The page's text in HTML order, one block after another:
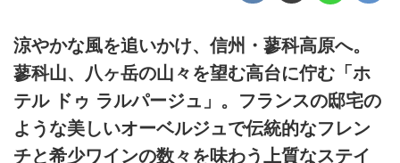
涼やかな風を追いかけ、信州・蓼科高原へ。
蓼科山、八ヶ岳の山々を望む高台に佇む「ホ
テル ドゥ ラルパージュ」。フランスの邸宅の
ような美しいオーベルジュで伝統的なフレン
チと希少ワインの数々を味わう上質なステイ